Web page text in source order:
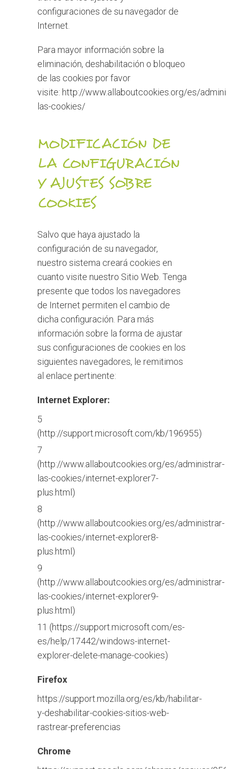
configuraciones de su navegador de
Internet.
Para mayor información sobre la
eliminación, deshabilitación o bloqueo
de las cookies por favor
visite: http://www.allaboutcookies.org/es/
las-cookies/
MODIFICACIÓN DE
LA CONFIGURACIÓN
Y AJUSTES SOBRE
COOKIES
Salvo que haya ajustado la
configuración de su navegador,
nuestro sistema creará cookies en
cuanto visite nuestro Sitio Web. Tenga
presente que todos los navegadores
de Internet permiten el cambio de
dicha configuración. Para más
información sobre la forma de ajustar
sus configuraciones de cookies en los
siguientes navegadores, le remitimos
al enlace pertinente:
Internet Explorer:
5
(http://support.microsoft.com/kb/196955)
7
(http://www.allaboutcookies.org/es/administrar-
las-cookies/internet-explorer7-
plus.html )
8
(http://www.allaboutcookies.org/es/administrar-
las-cookies/internet-explorer8-
plus.html )
9
(http://www.allaboutcookies.org/es/administrar-
las-cookies/internet-explorer9-
plus.html )
11 (https://support.microsoft.com/es-
es/help/17442/windows-internet-
explorer-delete-manage-cookies)
Firefox
https://support.mozilla.org/es/kb/habilitar-
y-deshabilitar-cookies-sitios-web-
rastrear-preferencias
Chrome